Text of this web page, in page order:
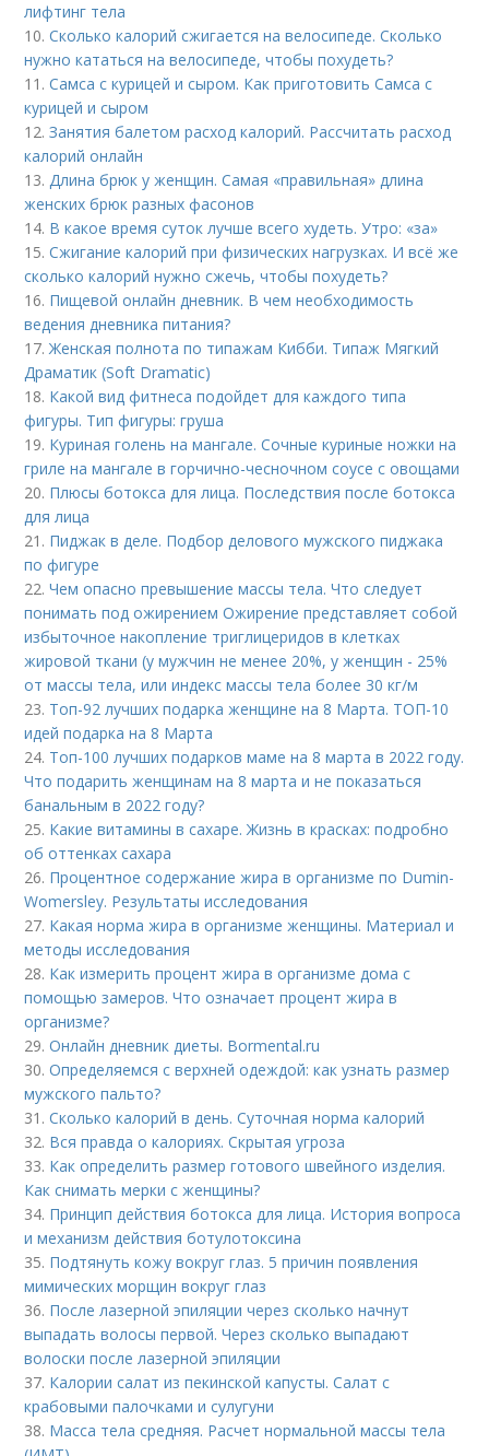
лифтинг тела
10.Сколько калорий сжигается на велосипеде. Сколько
нужно кататься на велосипеде, чтобы похудеть?
11.Самса с курицей и сыром. Как приготовить Самса с
курицей и сыром
12.Занятия балетом расход калорий. Рассчитать расход
калорий онлайн
13.Длина брюк у женщин. Самая «правильная» длина
женских брюк разных фасонов
14. В какое время суток лучше всего худеть. Утро: «за»
15.Сжигание калорий при физических нагрузках. И всё же
сколько калорий нужно сжечь, чтобы похудеть?
16. Пищевой онлайн дневник. В чем необходимость
ведения дневника питания?
17.Женская полнота по типажам Кибби. Типаж Мягкий
Драматик (Soft Dramatic)
18. Какой вид фитнеса подойдет для каждого типа
фигуры. Тип фигуры: груша
19. Куриная голень на мангале. Сочные куриные ножки на
гриле на мангале в горчично-чесночном соусе с овощами
20. Плюсы ботокса для лица. Последствия после ботокса
для лица
21. Пиджак в деле. Подбор делового мужского пиджака
по фигуре
22.Чем опасно превышение массы тела. Что следует
понимать под ожирением Ожирение представляет собой
избыточное накопление триглицеридов в клетках
жировой ткани (у мужчин не менее 20%, у женщин - 25%
от массы тела, или индекс массы тела более 30 кг/м
23. Топ-92 лучших подарка женщине на 8 Марта. ТОП-10
идей подарка на 8 Марта
24. Топ-100 лучших подарков маме на 8 марта в 2022 году.
Что подарить женщинам на 8 марта и не показаться
банальным в 2022 году?
25. Какие витамины в сахаре. Жизнь в красках: подробно
об оттенках сахара
26. Процентное содержание жира в организме по Dumin-
Womersley. Результаты исследования
27. Какая норма жира в организме женщины. Материал и
методы исследования
28. Как измерить процент жира в организме дома с
помощью замеров. Что означает процент жира в
организме?
29.Онлайн дневник диеты. Bormental.ru
30.Определяемся с верхней одеждой: как узнать размер
мужского пальто?
31.Сколько калорий в день. Суточная норма калорий
32. Вся правда о калориях. Скрытая угроза
33. Как определить размер готового швейного изделия.
Как снимать мерки с женщины?
34. Принцип действия ботокса для лица. История вопроса
и механизм действия ботулотоксина
35. Подтянуть кожу вокруг глаз. 5 причин появления
мимических морщин вокруг глаз
36. После лазерной эпиляции через сколько начнут
выпадать волосы первой. Через сколько выпадают
волоски после лазерной эпиляции
37. Калории салат из пекинской капусты. Салат с
крабовыми палочками и сулугуни
38. Масса тела средняя. Расчет нормальной массы тела